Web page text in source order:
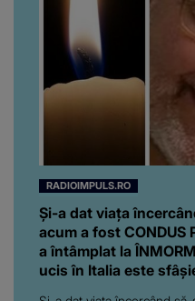
RADIOIMPULS.RO
Și-a dat viața
acum a fost CONDUS
a întâmplat la
ucis în Italia este